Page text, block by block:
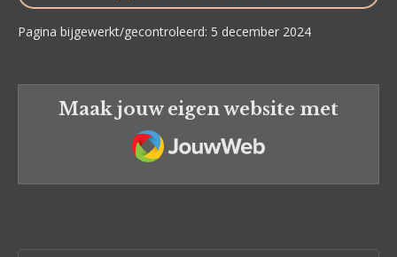
Pagina bijgewerkt/gecontroleerd: 5 december 2024
Maak jouw eigen website met
JouwWeb